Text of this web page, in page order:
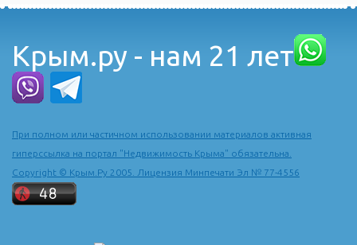
Крым.ру - нам 21 лет
При полном или частичном использовании материалов активная
гиперссылка на портал "Недвижимость Крыма" обязательна.
Copyright © Крым.Ру 2005. Лицензия Минпечати Эл № 77-4556